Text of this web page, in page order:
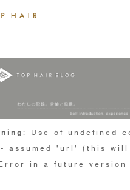
: Use of undefined
assumed 'url' (this will
in a future version